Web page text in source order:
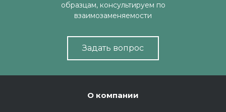
образцам, консультируем по
взаимозаменяемости
Задать вопрос
О компании